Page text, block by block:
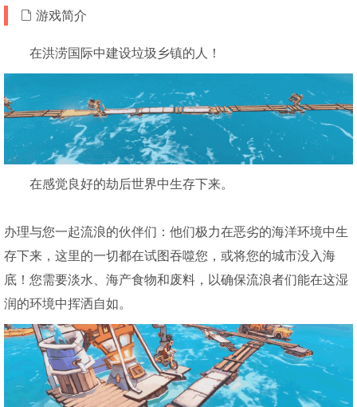
游戏简介
在洪涝国际中建设垃圾乡镇的人！
在感觉良好的劫后世界中生存下来。
办理与您一起流浪的伙伴们：他们极力在恶劣的海洋环境中生
存下来，这里的一切都在试图吞噬您，或将您的城市没入海
底！您需要淡水、海产食物和废料，以确保流浪者们能在这湿
润的环境中挥洒自如。